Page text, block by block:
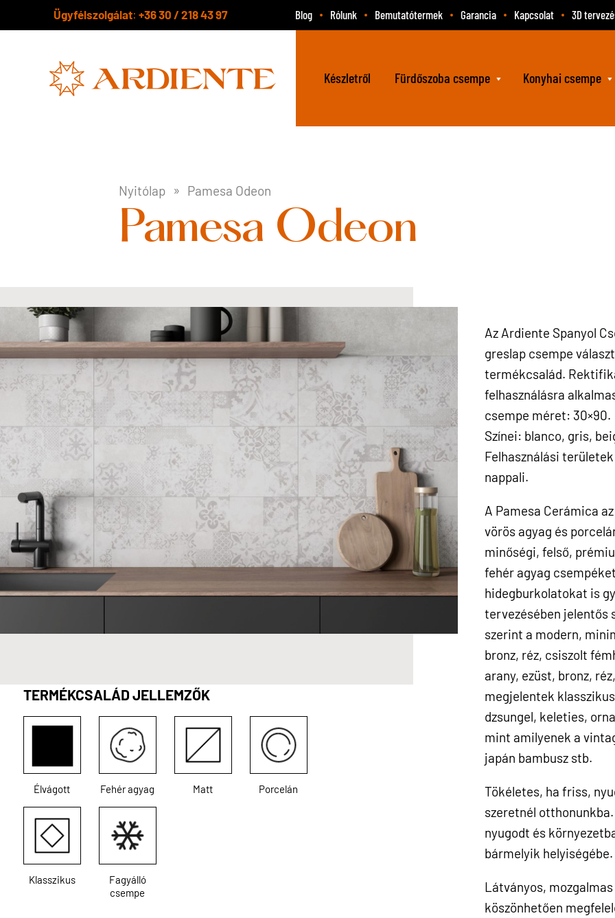
Ügyfélszolgálat: +36 30 / 218 43 97 Blog Rólunk Bemutatótermek Garancia Kapcsolat 3D
Készletről Fürdőszoba csempe Konyhai csempe
Nyitólap Pamesa Odeon
Pamesa Odeon
Az Ardiente Spanyol
greslap csempe
termékcsalád.
felhasználásra
csempe méret:
Színei: blanco, gris,
Felhasználási
nappali.
A Pamesa Cerámica
vörös agyag és
minőségi, felső,
fehér agyag
hidegburkolatokat is
tervezésében jelentős
szerint a modern,
bronz, réz, csiszolt
arany, ezüst, bronz,
megjelentek
dzsungel, keleties,
mint amilyenek a
japán bambusz stb.
Tökéletes, ha friss,
szeretnél
nyugodt és
bármelyik helyiségébe.
Látványos,
köszönhetően
TERMÉKCSALÁD JELLEMZŐK
Élvágott Fehér agyag Matt Porcelán
Klasszikus
Fagyálló
csempe